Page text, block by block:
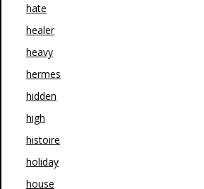
hate
healer
heavy
hermes
hidden
high
histoire
holiday
house